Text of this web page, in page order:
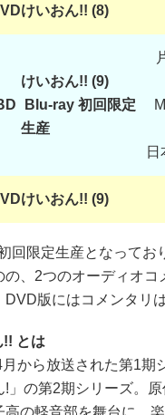
けいおん!! (8)
けいおん!! (9)
Blu-ray 初回限定
生産
日
けいおん!! (9)
回限定生産となってお
の、2つのオーディオ
DVD版にはコメンタリ
!! とは
から放送された第1期
!」の第2期シリーズ。
高の軽音部を舞台に、